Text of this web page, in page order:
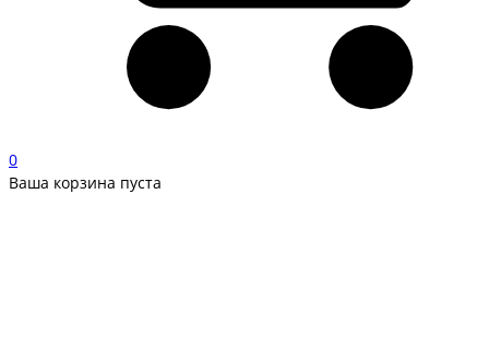
0
Ваша корзина пуста